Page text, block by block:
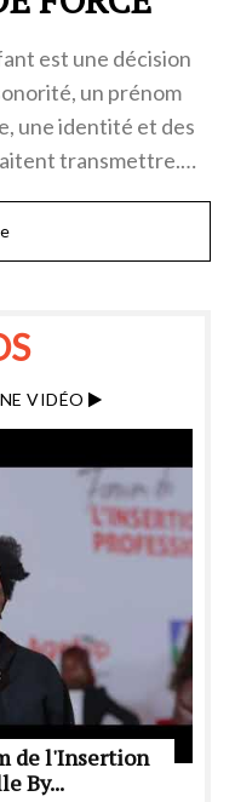
est une décision
un prénom
une identité et des
transmettre.…
VIDÉO
de l'Insertion
By...